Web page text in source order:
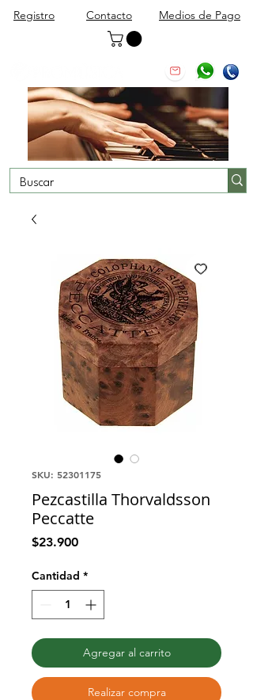
Registro Contacto Medios de Pago
SKU: 52301175
Pezcastilla Thorvaldsson
Peccatte
$23.900Precio
Cantidad *
Agregar al carrito
Realizar compra